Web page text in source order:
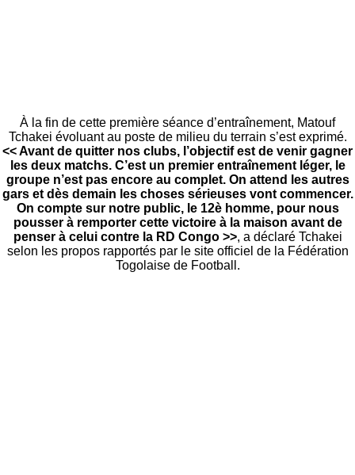
À la fin de cette première séance d’entraînement, Matouf
Tchakei évoluant au poste de milieu du terrain s’est exprimé.
<< Avant de quitter nos clubs, l’objectif est de venir gagner
les deux matchs. C’est un premier entraînement léger, le
groupe n’est pas encore au complet. On attend les autres
gars et dès demain les choses sérieuses vont commencer.
On compte sur notre public, le 12è homme, pour nous
pousser à remporter cette victoire à la maison avant de
penser à celui contre la RD Congo >>, a déclaré Tchakei
selon les propos rapportés par le site officiel de la Fédération
Togolaise de Football.